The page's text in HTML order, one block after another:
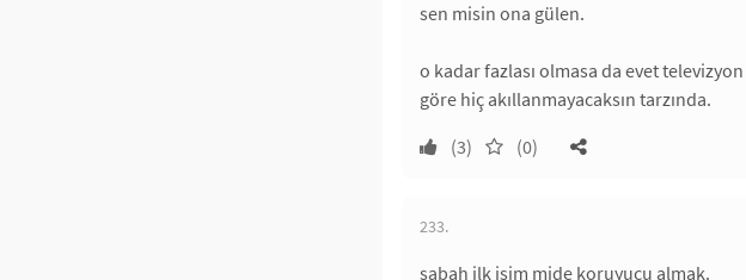
sen misin ona gülen.
o kadar fazlası olmasa da evet
göre hiç akıllanmayacaksın tarzında.
(3)
(0)
233.
sabah ilk işim mide koruyucu almak.